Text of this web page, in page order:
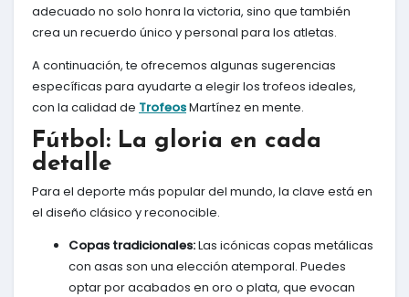
adecuado no solo honra la victoria, sino que también
crea un recuerdo único y personal para los atletas.
A continuación, te ofrecemos algunas sugerencias
específicas para ayudarte a elegir los trofeos ideales,
con la calidad de TrofeosMartínez en mente.
Fútbol: La gloria en cada
detalle
Para el deporte más popular del mundo, la clave está en
el diseño clásico y reconocible.
Copas tradicionales:Las icónicas copas metálicas
con asas son una elección atemporal. Puedes
optar por acabados en oro o plata, que evocan